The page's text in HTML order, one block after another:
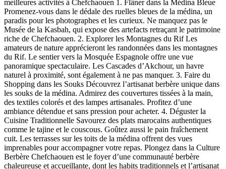
meilleures activités à Chefchaouen 1. Flâner dans la Médina Bleue
Promenez-vous dans le dédale des ruelles bleues de la médina, un
paradis pour les photographes et les curieux. Ne manquez pas le
Musée de la Kasbah, qui expose des artefacts retraçant le patrimoine
riche de Chefchaouen. 2. Explorer les Montagnes du Rif Les
amateurs de nature apprécieront les randonnées dans les montagnes
du Rif. Le sentier vers la Mosquée Espagnole offre une vue
panoramique spectaculaire. Les Cascades d’Akchour, un havre
naturel à proximité, sont également à ne pas manquer. 3. Faire du
Shopping dans les Souks Découvrez l’artisanat berbère unique dans
les souks de la médina. Admirez des couvertures tissées à la main,
des textiles colorés et des lampes artisanales. Profitez d’une
ambiance détendue et sans pression pour acheter. 4. Déguster la
Cuisine Traditionnelle Savourez des plats marocains authentiques
comme le tajine et le couscous. Goûtez aussi le pain fraîchement
cuit. Les terrasses sur les toits de la médina offrent des vues
imprenables pour accompagner votre repas. Plongez dans la Culture
Berbère Chefchaouen est le foyer d’une communauté berbère
chaleureuse et accueillante, dont les habits traditionnels et l’artisanat